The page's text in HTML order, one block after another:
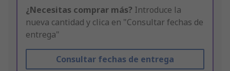
¿Necesitas comprar más? Introduce la
nueva cantidad y clica en "Consultar fechas de
entrega"
Consultar fechas de entrega